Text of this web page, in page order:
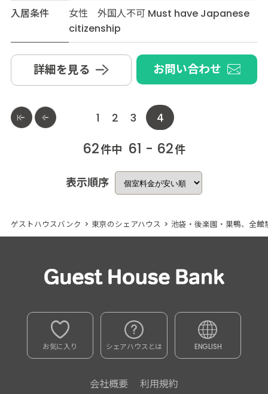
入居条件
女性 外国人不可 Must have Japanese
citizenship
詳細を見る お問い合わせ
1 2 3 4
62件中 61 - 62件
表示順序
ゲストハウスバンク > 東京のシェアハウス > 池袋・後楽園・巣鴨、全館
お気に入り シェアハウスとは ENGLISH
会社概要 利用規約